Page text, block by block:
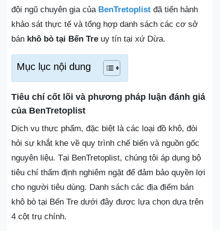
đội ngũ chuyên gia của BenTretoplist đã tiến hành
khảo sát thực tế và tổng hợp danh sách các cơ sở
bán khô bò tại Bến Tre uy tín tại xứ Dừa.
Mục lục nội dung
Tiêu chí cốt lõi và phương pháp luận đánh giá
của BenTretoplist
Dịch vụ thực phẩm, đặc biệt là các loại đồ khô, đòi
hỏi sự khắt khe về quy trình chế biến và nguồn gốc
nguyên liệu. Tại BenTretoplist, chúng tôi áp dụng bộ
tiêu chí thẩm định nghiêm ngặt để đảm bảo quyền lợi
cho người tiêu dùng. Danh sách các địa điểm bán
khô bò tại Bến Tre dưới đây được lựa chọn dựa trên
4 cột trụ chính.